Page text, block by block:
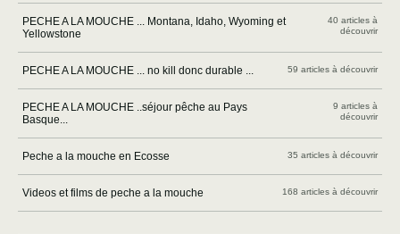
PECHE A LA MOUCHE ... Montana, Idaho, Wyoming et
Yellowstone
40 articles à
découvrir
PECHE A LA MOUCHE ... no kill donc durable ... 59 articles à découvrir
PECHE A LA MOUCHE ..séjour pêche au Pays
Basque...
9 articles à
découvrir
Peche a la mouche en Ecosse 35 articles à découvrir
Videos et films de peche a la mouche 168 articles à découvrir